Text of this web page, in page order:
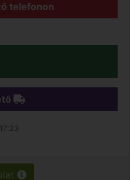
telefonon